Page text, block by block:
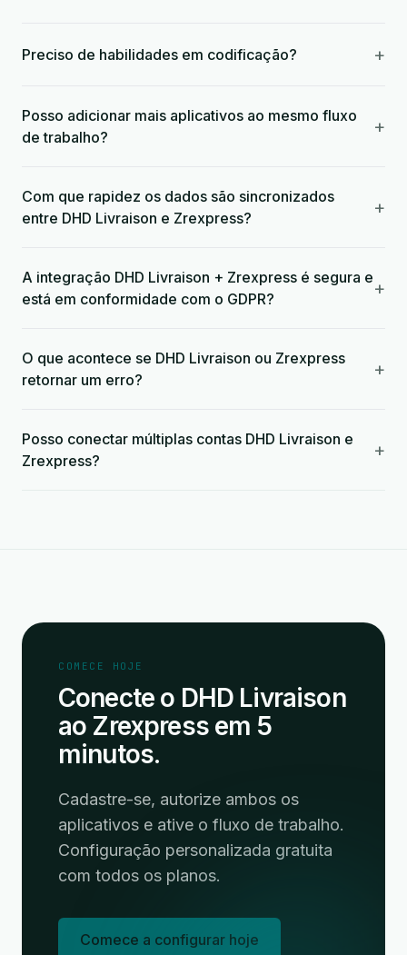
Preciso de habilidades em codificação? +
Posso adicionar mais aplicativos ao mesmo fluxo
de trabalho?
+
Com que rapidez os dados são sincronizados
entre DHD Livraison e Zrexpress?
+
A integração DHD Livraison + Zrexpress é segura e
está em conformidade com o GDPR?
+
O que acontece se DHD Livraison ou Zrexpress
retornar um erro?
+
Posso conectar múltiplas contas DHD Livraison e
Zrexpress?
+
COMECE HOJE
Conecte o DHD Livraison
ao Zrexpress em 5
minutos.
Cadastre-se, autorize ambos os
aplicativos e ative o fluxo de trabalho.
Configuração personalizada gratuita
com todos os planos.
Comece a configurar hoje